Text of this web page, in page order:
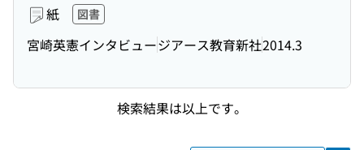
紙 図書
宮崎英憲インタビュージアース教育新社2014.3
検索結果は以上です。